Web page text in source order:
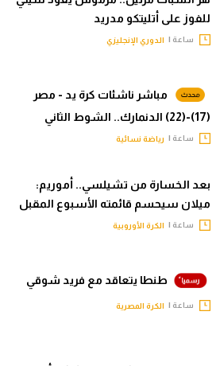
للفوز على أتليتكو مدريد
ساعة | الدوري الإنجليزي
مباشر ناشئات كرة يد - مصر
(17)-(22) الدنمارك.. الشوط الثاني
ساعة | رياضة نسائية
بعد الخسارة من تشيلسي.. أموريم:
ميلان سيحسم قائمته الأسبوع المقبل
ساعة | الكرة الأوروبية
طنطا يتعاقد مع فريد شوقي
ساعة | الكرة المصرية